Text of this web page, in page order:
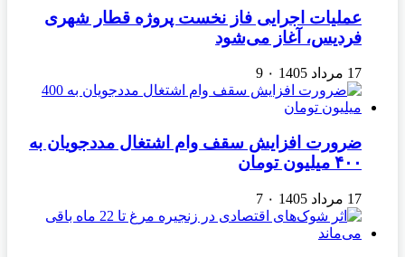
عملیات اجرایی فاز نخست پروژه قطار شهری
فردیس، آغاز می‌شود
17 مرداد 1405 ۰ 9
ضرورت افزایش سقف وام اشتغال مددجویان به
۴۰۰ میلیون تومان
17 مرداد 1405 ۰ 7